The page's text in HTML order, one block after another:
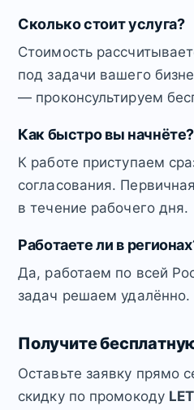
Сколько стоит услуга?
Стоимость
под задачи вашего
— проконсультируем
Как быстро вы начнёте?
К работе приступаем
согласования.
в течение рабочего дня.
Работаете ли в
Да, работаем по всей
задач решаем удалённо.
Получите
Оставьте заявку прямо
скидку по промокоду